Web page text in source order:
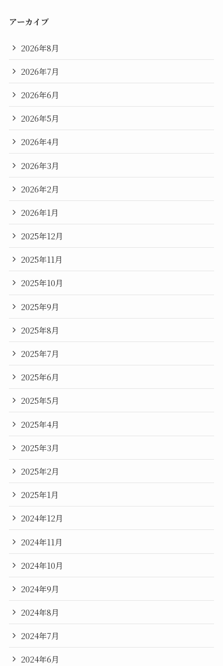
アーカイブ
2026年8月
2026年7月
2026年6月
2026年5月
2026年4月
2026年3月
2026年2月
2026年1月
2025年12月
2025年11月
2025年10月
2025年9月
2025年8月
2025年7月
2025年6月
2025年5月
2025年4月
2025年3月
2025年2月
2025年1月
2024年12月
2024年11月
2024年10月
2024年9月
2024年8月
2024年7月
2024年6月